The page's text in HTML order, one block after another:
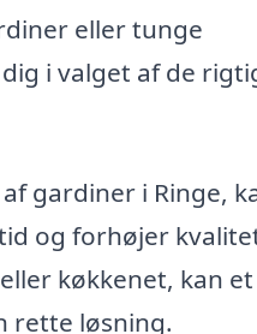
eller tunge
i valget af de
gardiner i Ringe,
og forhøjer
køkkenet, kan et
rette løsning.